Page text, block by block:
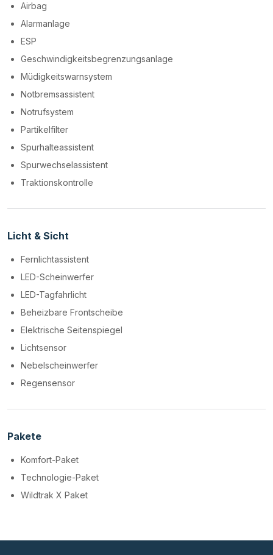
Airbag
Alarmanlage
ESP
Geschwindigkeitsbegrenzungsanlage
Müdigkeitswarnsystem
Notbremsassistent
Notrufsystem
Partikelfilter
Spurhalteassistent
Spurwechselassistent
Traktionskontrolle
Licht & Sicht
Fernlichtassistent
LED-Scheinwerfer
LED-Tagfahrlicht
Beheizbare Frontscheibe
Elektrische Seitenspiegel
Lichtsensor
Nebelscheinwerfer
Regensensor
Pakete
Komfort-Paket
Technologie-Paket
Wildtrak X Paket